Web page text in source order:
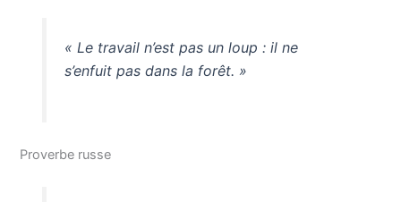
« Le travail n’est pas un loup : il ne
s’enfuit pas dans la forêt. »
Proverbe russe